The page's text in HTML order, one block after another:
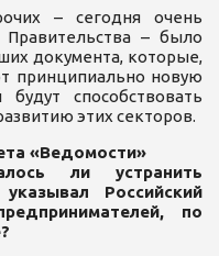
– сегодня очень
– было
документа, которые,
принципиально новую
способствовать
этих секторов.
«Ведомости»
ли устранить
Российский
по